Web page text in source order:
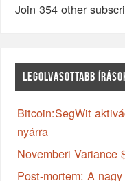
Join 354 other
LEGOLVASOTTABB
Bitcoin:SegWit
nyárra
Novemberi Variance
Post-mortem: A